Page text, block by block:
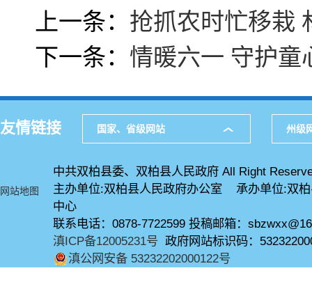
上一条： 抢抓农时忙移栽
下一条： 情暖六一 守护童
友情链接 国家、省级网站 州级
网站地图
中共双柏县委、双柏县人民政府 All Right
主办单位:双柏县人民政府办公室 承办单位:双
中心
联系电话：0878-7722599 投稿邮箱：
滇ICP备12005231号 政府网站标识码：
滇公网安备 53232202000122号